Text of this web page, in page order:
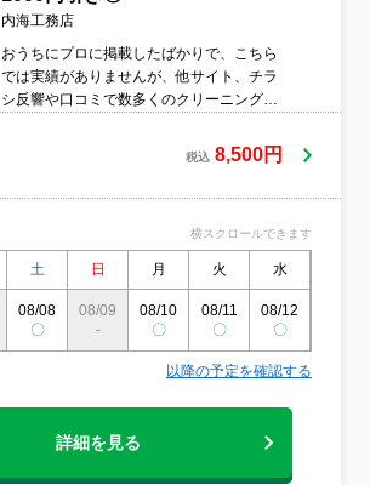
内海工務店
おうちにプロに掲載したばかりで、こちら
では実績がありませんが、他サイト、チラ
シ反響や口コミで数多くのクリーニング実
い！エアコンクリーニングを手軽にご利用
頂きたいので低価格、高品質のサービス内
いです！家族の健康、節電対策やエアコン
の寿命を縮めない、様々なメリットのある
下さい(´∇｀)！
税込 8,500円
横スクロールできます
土 日 月 火 水
08/08
〇
08/09
-
08/10
〇
08/11
〇
08/12
〇
以降の予定を確認する
詳細を見る